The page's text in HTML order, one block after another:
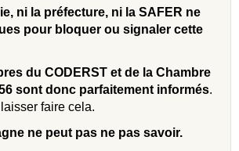
ni la préfecture, ni la SAFER ne
pour bloquer ou signaler cette
du CODERST et de la Chambre
sont donc parfaitement informés.
laisser faire cela.
ne peut pas ne pas savoir.